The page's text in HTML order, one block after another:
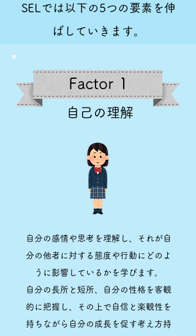
SELでは以下の5つの要素を伸
ばしていきます。
Factor 1
自己の理解
自分の感情や思考を理解し、それが自
分の他者に対する態度や行動にどのよ
うに影響しているかを学びます。
自分の長所と短所、自分の性格を客観
的に把握し、その上で自信と楽観性を
持ちながら自分の成長を促す考え方持